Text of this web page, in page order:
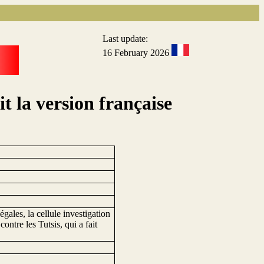
Last update:
16 February 2026
la version française
la cellule investigation
les Tutsis, qui a fait